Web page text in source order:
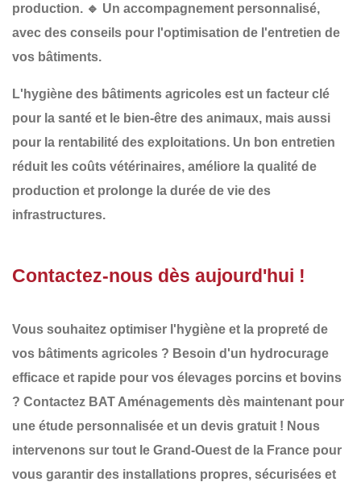
production. 🔹 Un accompagnement personnalisé,
avec des conseils pour l'optimisation de l'entretien de
vos bâtiments.
L' hygiène des bâtiments agricoles est un facteur clé
pour la santé et le bien-être des animaux, mais aussi
pour la rentabilité des exploitations. Un bon entretien
réduit les coûts vétérinaires, améliore la qualité de
production et prolonge la durée de vie des
infrastructures.
Contactez-nous dès aujourd'hui !
Vous souhaitez optimiser l' hygiène et la propreté de
vos bâtiments agricoles ? Besoin d'un hydrocurage
efficace et rapide pour vos élevages porcins et bovins
? Contactez BAT Aménagements dès maintenant pour
une étude personnalisée et un devis gratuit ! Nous
intervenons sur tout le Grand-Ouest de la France pour
vous garantir des installations propres, sécurisées et